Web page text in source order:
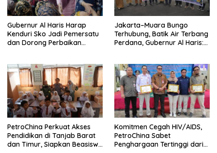
Gubernur Al Haris Harap
Kenduri Sko Jadi Pemersatu
dan Dorong Perbaikan
Jakarta–Muara Bungo
Terhubung, Batik Air Terbang
Perdana, Gubernur Al Haris:
PetroChina Perkuat Akses
Pendidikan di Tanjab Barat
dan Timur, Siapkan Beasiswa
Komitmen Cegah HIV/AIDS,
PetroChina Sabet
Penghargaan Tertinggi dari